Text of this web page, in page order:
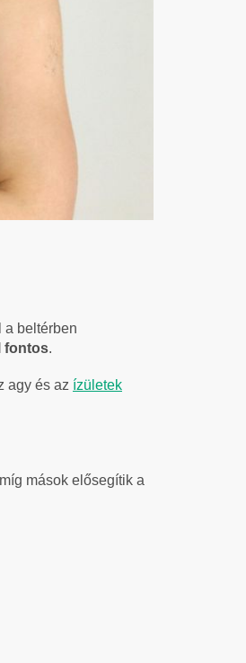
a beltérben
fontos.
agy és az ízületek
mások elősegítik a